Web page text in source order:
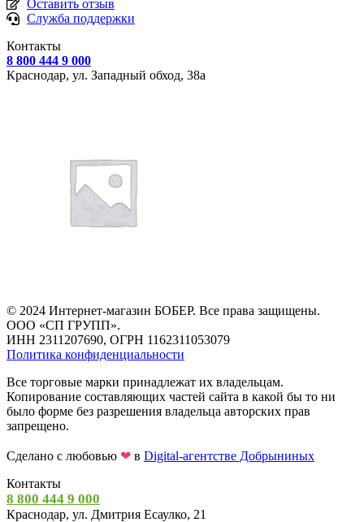
Оставить отзыв
Служба поддержки
Контакты
8 800 444 9 000
Краснодар, ул. Западный обход, 38а
© 2024 Интернет-магазин БОБЕР. Все права защищены.
ООО «СП ГРУПП».
ИНН 2311207690, ОГРН 1162311053079
Политика конфиденциальности
Все торговые марки принадлежат их владельцам.
Копирование составляющих частей сайта в какой бы то ни
было форме без разрешения владельца авторских прав
запрещено.
Сделано с любовью ❤ в Digital-агентстве Добрыниных
Контакты
8 800 444 9 000
Краснодар, ул. Дмитрия Есаулко, 21